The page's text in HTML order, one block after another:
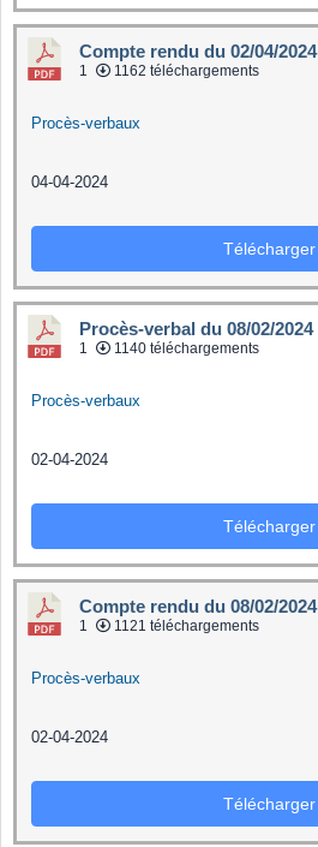
Compte rendu du 02/04/2024
1 1162 téléchargements
Procès-verbaux
04-04-2024
Télécharger
Procès-verbal du 08/02/2024
1 1140 téléchargements
Procès-verbaux
02-04-2024
Télécharger
Compte rendu du 08/02/2024
1 1121 téléchargements
Procès-verbaux
02-04-2024
Télécharger